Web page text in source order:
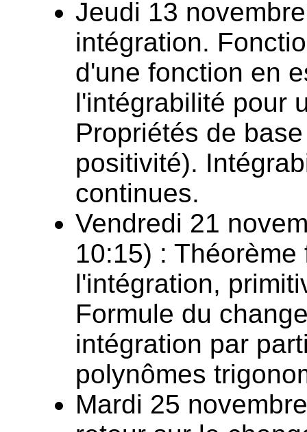
Jeudi 13
intégration.
d'une fonction en
l'intégrabilité pour
Propriétés de
positivité).
continues.
Vendredi 21
10:15) :
l'intégration,
Formule du
intégration par
polynômes
Mardi 25